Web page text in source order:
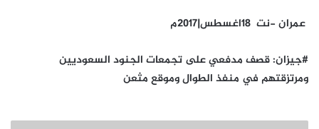
عمران -نت 18اغسطس|2017م
#جيزان: قصف مدفعي على تجمعات الجنود السعوديين
ومرتزقتهم في منفذ الطوال وموقع مثعن